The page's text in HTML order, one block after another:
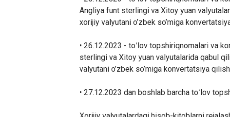
Angliya funt sterlingi va Xitoy yuan
xorijiy valyutani o’zbek so’miga
• 26.12.2023 - toʻlov topshiriqnomalari va
sterlingi va Xitoy yuan valyutalarida qabul
valyutani o’zbek so’miga konvertatsiya
• 27.12.2023 dan boshlab barcha toʻlov